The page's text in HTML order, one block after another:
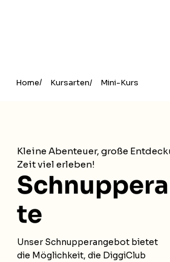
Home/ Kursarten/ Mini-Kurs
Kleine Abenteuer, große
Zeit viel erleben!
te
Unser Schnupperangebot bietet
die Möglichkeit, die DiggiClub